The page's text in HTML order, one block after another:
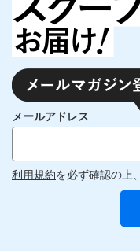
メールアドレス
利用規約を必ず確認の上